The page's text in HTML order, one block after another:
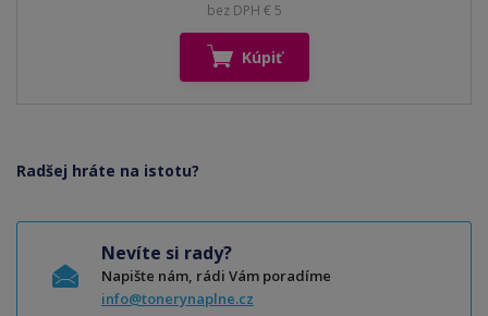
bez DPH € 5
Kúpiť
Radšej hráte na istotu?
Nevíte si rady?
Napište nám, rádi Vám poradíme
info@tonerynaplne.cz